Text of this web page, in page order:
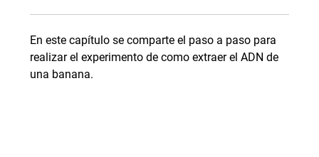
En este capítulo se comparte el paso a paso para
realizar el experimento de como extraer el ADN de
una banana.